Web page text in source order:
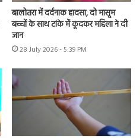
बालोतरा में दर्दनाक हादसा, दो मासूम
बच्चों के साथ टांके में कूदकर महिला ने दी
जान
28 July 2026 - 5:39 PM